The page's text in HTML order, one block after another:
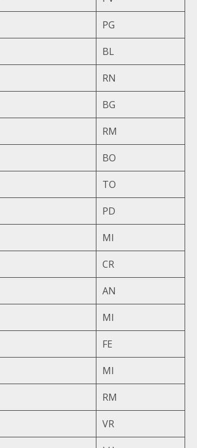
PG
BL
RN
BG
RM
BO
TO
PD
MI
CR
AN
MI
FE
MI
RM
VR